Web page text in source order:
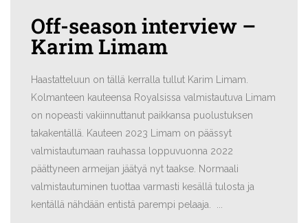
Off-season interview –
Karim Limam
Haastatteluun on tällä kerralla tullut Karim Limam.
Kolmanteen kauteensa Royalsissa valmistautuva Limam
on nopeasti vakiinnuttanut paikkansa puolustuksen
takakentällä. Kauteen 2023 Limam on päässyt
valmistautumaan rauhassa loppuvuonna 2022
päättyneen armeijan jäätyä nyt taakse. Normaali
valmistautuminen tuottaa varmasti kesällä tulosta ja
kentällä nähdään entistä parempi pelaaja. ...